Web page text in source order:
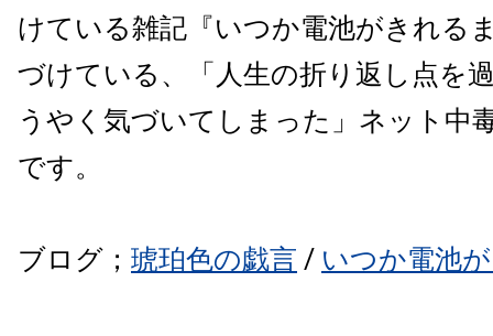
けている雑記『いつか電池がきれる
づけている、「 人生の折り返し点を
うやく気づいてしまった」 ネット中
です。
ブログ； 琥珀色の戯言 / いつか電池